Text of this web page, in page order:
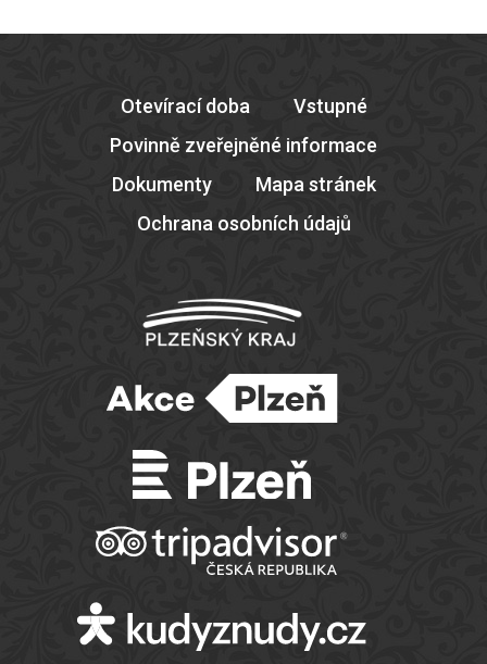
Otevírací doba
Vstupné
Povinně zveřejněné informace
Dokumenty
Mapa stránek
Ochrana osobních údajů